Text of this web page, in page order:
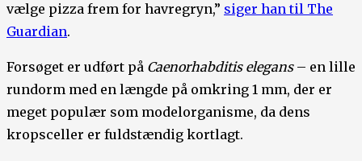
vælge pizza frem for havregryn,” siger han til The
Guardian.
Forsøget er udført på Caenorhabditis elegans – en lille
rundorm med en længde på omkring 1 mm, der er
meget populær som modelorganisme, da dens
kropsceller er fuldstændig kortlagt.